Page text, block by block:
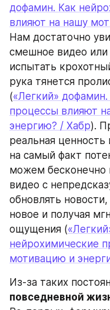
дофамин. Как
влияют на нашу
Нам достаточно
смешное видео или
испытать
рука тянется
(«Легкий»
процессы влияют
энергию? / Хабр).
реальная
на самый факт
можем бесконечно
видео с
обновлять
новое и получая
ощущения (
нейрохимические
мотивацию и
Из-за таких
повседневной